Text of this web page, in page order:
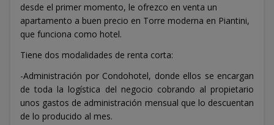
desde el primer momento, le ofrezco en venta un
apartamento a buen precio en Torre moderna en Piantini,
que funciona como hotel.
Tiene dos modalidades de renta corta:
-Administración por Condohotel, donde ellos se encargan
de toda la logística del negocio cobrando al propietario
unos gastos de administración mensual que lo descuentan
de lo producido al mes.